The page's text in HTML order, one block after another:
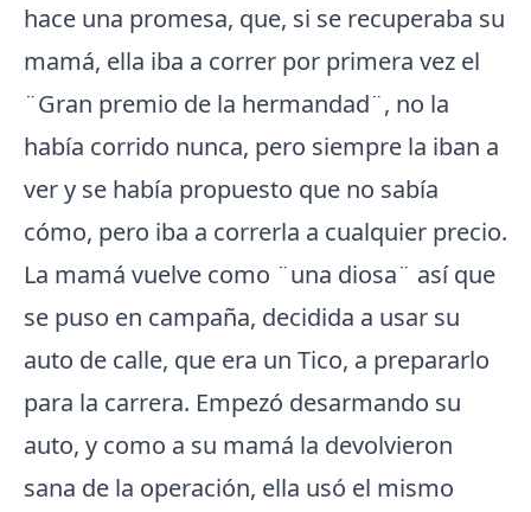
hace una promesa, que, si se recuperaba su
mamá, ella iba a correr por primera vez el
¨Gran premio de la hermandad¨, no la
había corrido nunca, pero siempre la iban a
ver y se había propuesto que no sabía
cómo, pero iba a correrla a cualquier precio.
La mamá vuelve como ¨una diosa¨ así que
se puso en campaña, decidida a usar su
auto de calle, que era un Tico, a prepararlo
para la carrera. Empezó desarmando su
auto, y como a su mamá la devolvieron
sana de la operación, ella usó el mismo